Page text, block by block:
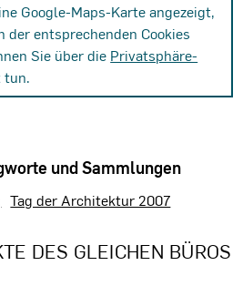
Google-Maps-Karte angezeigt,
der entsprechenden Cookies
Sie über die Privatsphäre-
tun.
und Sammlungen
Tag der Architektur 2007
DES GLEICHEN BÜROS